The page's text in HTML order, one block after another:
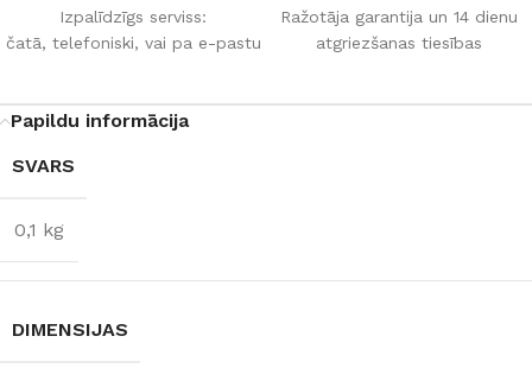
Izpalīdzīgs serviss:
čatā, telefoniski, vai pa e-pastu
Ražotāja garantija un 14 dienu
atgriezšanas tiesības
Papildu informācija
SVARS
0,1 kg
DIMENSIJAS